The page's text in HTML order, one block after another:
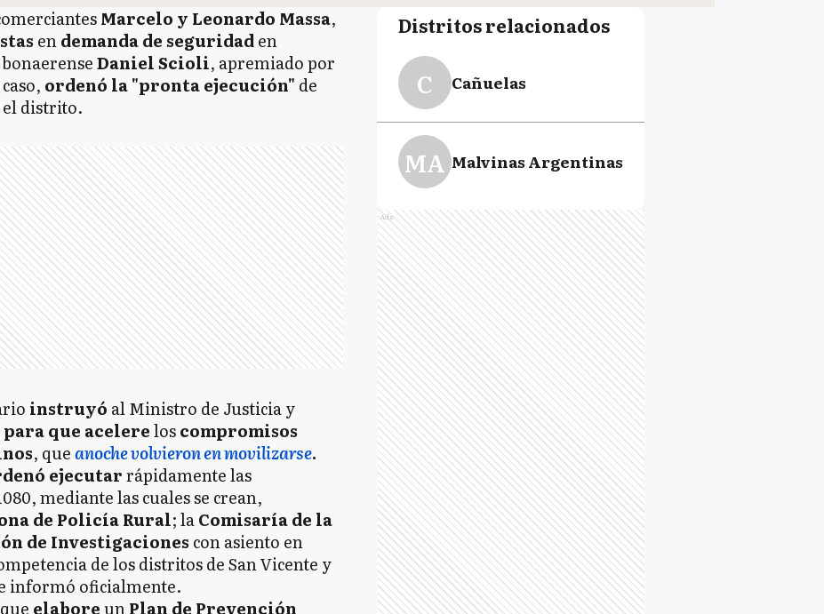
Marcelo y Leonardo Massa,
endemanda de seguridaden
Daniel Scioli, apremiado por
ordenó la "pronta ejecución" de
el distrito.
instruyó al Ministro de Justicia y
que acelereloscompromisos
, queanoche volvieron en movilizarse.
ejecutarrápidamente las
mediante las cuales se crean,
de Policía Rural; laComisaría de la
de Investigaciones con asiento en
de los distritos de San Vicente y
informó oficialmente.
que elaboreunPlan de Prevención
Distritos relacionados
C Cañuelas
MA Malvinas Argentinas
Ads